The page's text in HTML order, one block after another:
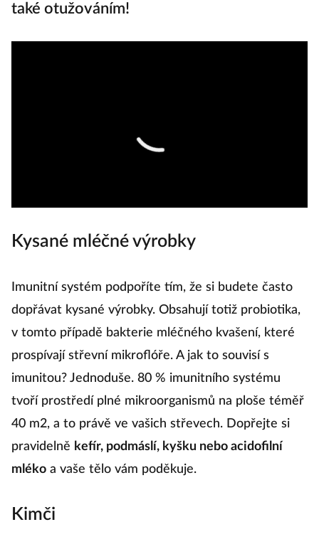
také otužováním!
Kysané mléčné výrobky
Imunitní systém podpoříte tím, že si budete často
dopřávat kysané výrobky. Obsahují totiž probiotika,
v tomto případě bakterie mléčného kvašení, které
prospívají střevní mikroflóře. A jak to souvisí s
imunitou? Jednoduše. 80 % imunitního systému
tvoří prostředí plné mikroorganismů na ploše téměř
40 m2, a to právě ve vašich střevech. Dopřejte si
pravidelně kefír, podmáslí, kyšku nebo acidofilní
mléko a vaše tělo vám poděkuje.
Kimči